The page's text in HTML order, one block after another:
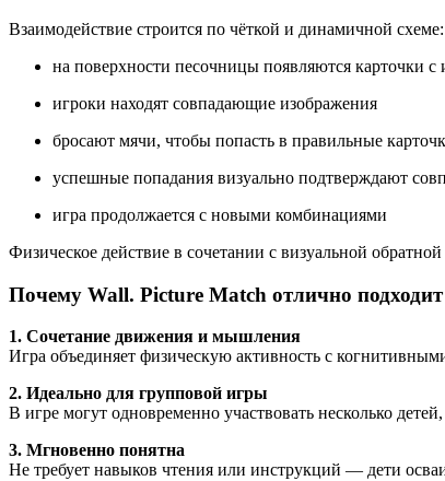
Взаимодействие строится по чёткой и динамичной схеме:
на поверхности песочницы появляются карточки с
игроки находят совпадающие изображения
бросают мячи, чтобы попасть в правильные
успешные попадания визуально подтверждают
игра продолжается с новыми комбинациями
Физическое действие в сочетании с визуальной
Почему Wall. Picture Match отлично
1. Сочетание движения и мышления
Игра объединяет физическую активность с
2. Идеально для групповой игры
В игре могут одновременно участвовать несколько
3. Мгновенно понятна
Не требует навыков чтения или инструкций — дети